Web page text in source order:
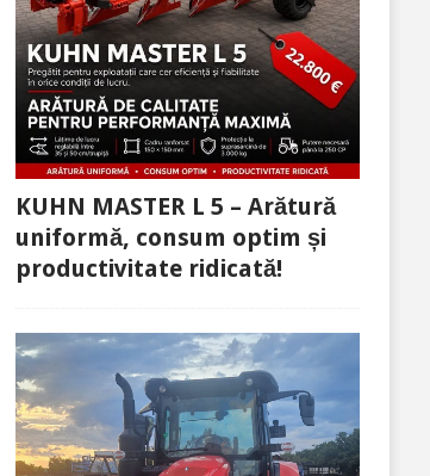
KUHN MASTER L 5 – Arătură
uniformă, consum optim și
productivitate ridicată!